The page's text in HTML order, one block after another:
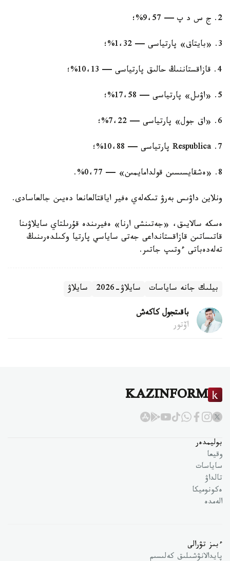
2. ج س د پ — 9،57%؛
3. «بايتاق» پارتياسى — 1،32%؛
4. قازاقستاننىڭ حالىق پارتياسى — 10،13%؛
5. «اۋىل» پارتياسى — 17،58%؛
6. «اق جول» پارتياسى — 7،22%؛
7. Respublica پارتياسى — 10،88%؛
8. «ەشقايسىسىن قولدامايمىن» — 0،77%.
ونلاين داۋىس بەرۋ تىكەلەي ەفير اياقتالعانعا دەيىن جالعاسادى.
ەسكە سالايىق، «جەتىنشى ارنا» ەفيرىندە قۇرىلتاي سايلاۋىنا
قاتىساتىن قازاقستانداعى جەتى ساياسي پارتيا وكىلدەرىنىڭ
تەلەدەباتى ءوتىپ جاتىر.
بيلىك جانە ساياسات سايلاۋ-2026 سايلاۋ
باقىتجول كاكەش
اۆتور
KAZINFORM
بوليمدەر
وقيعا
ساياسات
تالداۋ
ەكونوميكا
الەمدە
ءبىز تۋرالى
پايدالانۋشىلىق كەلىسىم